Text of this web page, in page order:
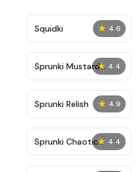
★ 4.6
Squidki
★ 4.4
Sprunki Mustard
Phase 2
★ 4.9
Sprunki Relish
★ 4.4
Sprunki Chaotic
Good